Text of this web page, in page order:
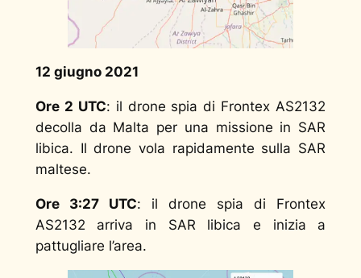
12 giugno 2021
Ore 2 UTC: il drone spia di Frontex AS2132
decolla da Malta per una missione in SAR
libica. Il drone vola rapidamente sulla SAR
maltese.
Ore 3:27 UTC: il drone spia di Frontex
AS2132 arriva in SAR libica e inizia a
pattugliare l’area.